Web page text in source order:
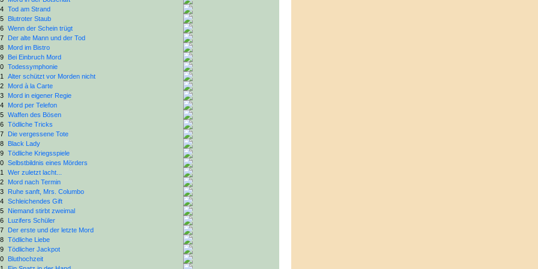
Tod am Strand
Blutroter Staub
Wenn der Schein trügt
Der alte Mann und der Tod
Mord im Bistro
Bei Einbruch Mord
Todessymphonie
Alter schützt vor Morden nicht
Mord à la Carte
Mord in eigener Regie
Mord per Telefon
Waffen des Bösen
Tödliche Tricks
Die vergessene Tote
Black Lady
Tödliche Kriegsspiele
Selbstbildnis eines Mörders
Wer zuletzt lacht...
Mord nach Termin
Ruhe sanft, Mrs. Columbo
Schleichendes Gift
Niemand stirbt zweimal
Luzifers Schüler
Der erste und der letzte Mord
Tödliche Liebe
Tödlicher Jackpot
Bluthochzeit